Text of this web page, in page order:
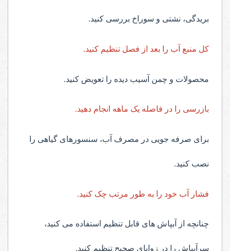
بریدگی، نشتی و سوراخ بررسی کنید.
کل منبع آب را بعد از فصل تنظیم کنید.
محصولات و چمن آسیب دیده را تعویض کنید.
بازرسی را در فاصله یک ماهه انجام دهید.
برای صرفه جویی در مصرف آب، سنسورهای گیاهی را
نصب کنید.
فشار آب خود را به طور مرتب چک کنید.
چنانچه از آبپاش های قابل تنظیم استفاده می کنید،
سرآبپاش را در زوایای صحیح تنظیم کنید.